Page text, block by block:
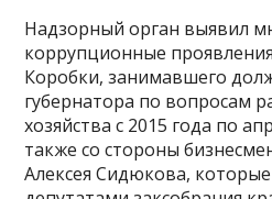
Надзорный орган выявил
коррупционные
Коробки, занимавшего
губернатора по вопросам
хозяйства с 2015 года по
также со стороны
Алексея Сидюкова,